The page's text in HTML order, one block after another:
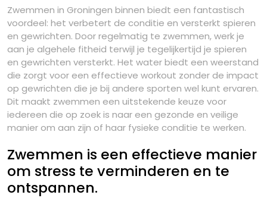
Zwemmen in Groningen binnen biedt een fantastisch
voordeel: het verbetert de conditie en versterkt spieren
en gewrichten. Door regelmatig te zwemmen, werk je
aan je algehele fitheid terwijl je tegelijkertijd je spieren
en gewrichten versterkt. Het water biedt een weerstand
die zorgt voor een effectieve workout zonder de impact
op gewrichten die je bij andere sporten wel kunt ervaren.
Dit maakt zwemmen een uitstekende keuze voor
iedereen die op zoek is naar een gezonde en veilige
manier om aan zijn of haar fysieke conditie te werken.
Zwemmen is een effectieve manier
om stress te verminderen en te
ontspannen.